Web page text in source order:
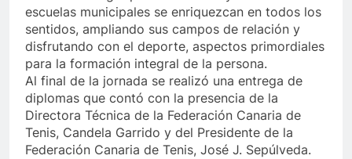
escuelas municipales se enriquezcan en todos los
sentidos, ampliando sus campos de relación y
disfrutando con el deporte, aspectos primordiales
para la formación integral de la persona.
Al final de la jornada se realizó una entrega de
diplomas que contó con la presencia de la
Directora Técnica de la Federación Canaria de
Tenis, Candela Garrido y del Presidente de la
Federación Canaria de Tenis, José J. Sepúlveda.